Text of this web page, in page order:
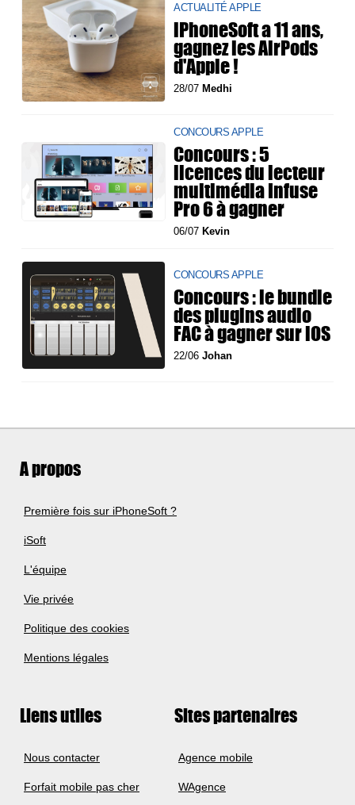
ACTUALITÉ APPLE
iPhoneSoft a 11 ans,
gagnez les AirPods
d'Apple !
28/07 Medhi
CONCOURS APPLE
Concours : 5
licences du lecteur
multimédia Infuse
Pro 6 à gagner
06/07 Kevin
CONCOURS APPLE
Concours : le bundle
des plugins audio
FAC à gagner sur iOS
22/06Johan
A propos
Première fois sur iPhoneSoft ?
iSoft
L'équipe
Vie privée
Politique des cookies
Mentions légales
Liens utiles
Nous contacter
Forfait mobile pas cher
Sites partenaires
Agence mobile
WAgence